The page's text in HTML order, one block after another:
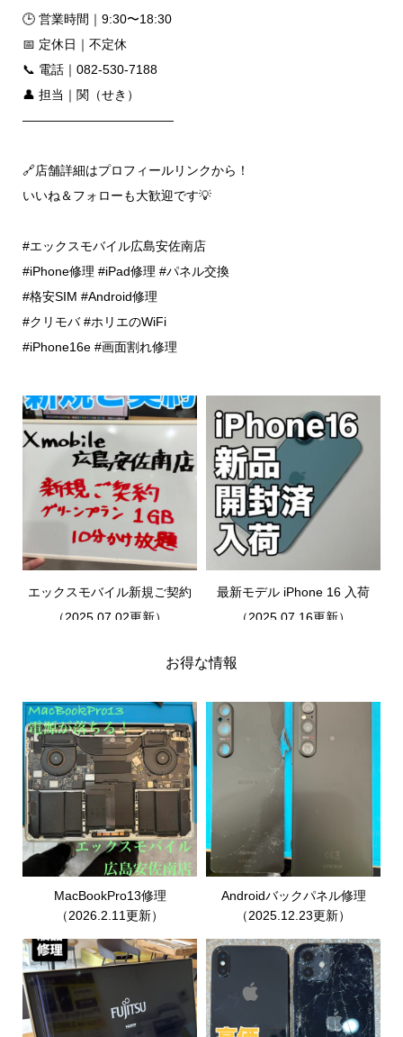
🕒 営業時間｜9:30〜18:30
📅 定休日｜不定休
📞 電話｜082-530-7188
👤 担当｜関（せき）
――――――――――――
🔗店舗詳細はプロフィールリンクから！
いいね＆フォローも大歓迎です💡
#エックスモバイル広島安佐南店
#iPhone修理 #iPad修理 #パネル交換
#格安SIM #Android修理
#クリモバ #ホリエのWiFi
#iPhone16e #画面割れ修理
エックスモバイル新規ご契約
（2025.07.02更新）
最新モデル iPhone 16 入荷
（2025.07.16更新）
お得な情報
MacBookPro13修理
（2026.2.11更新）
Androidバックパネル修理
（2025.12.23更新）